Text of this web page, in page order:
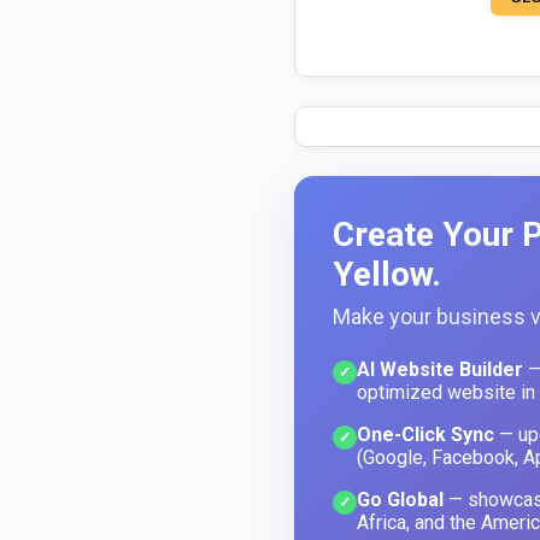
Create Your
Yellow.
Make your business
✓ AI Website Builder
optimized website in
✓ One-Click Sync —
(Google, Facebook,
✓ Go Global —
Africa, and the